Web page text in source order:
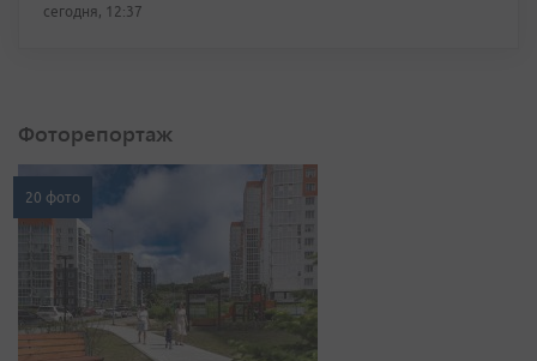
сегодня, 12:37
Фоторепортаж
20 фото